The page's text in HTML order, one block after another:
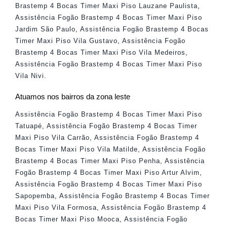
Brastemp 4 Bocas Timer Maxi Piso Lauzane Paulista
Assistência Fogão Brastemp 4 Bocas Timer Maxi Piso
Jardim São Paulo
Assistência Fogão Brastemp 4 Bocas
Timer Maxi Piso Vila Gustavo
Assistência Fogão
Brastemp 4 Bocas Timer Maxi Piso Vila Medeiros
Assistência Fogão Brastemp 4 Bocas Timer Maxi Piso
Vila Nivi
Atuamos nos bairros da zona leste
Assistência Fogão Brastemp 4 Bocas Timer Maxi Piso
Tatuapé, Assistência Fogão Brastemp 4 Bocas Timer
Maxi Piso Vila Carrão, Assistência Fogão Brastemp 4
Bocas Timer Maxi Piso Vila Matilde, Assistência Fogão
Brastemp 4 Bocas Timer Maxi Piso Penha, Assistência
Fogão Brastemp 4 Bocas Timer Maxi Piso Artur Alvim ,
Assistência Fogão Brastemp 4 Bocas Timer Maxi Piso
Sapopemba, Assistência Fogão Brastemp 4 Bocas Timer
Maxi Piso Vila Formosa, Assistência Fogão Brastemp 4
Bocas Timer Maxi Piso Mooca, Assistência Fogão